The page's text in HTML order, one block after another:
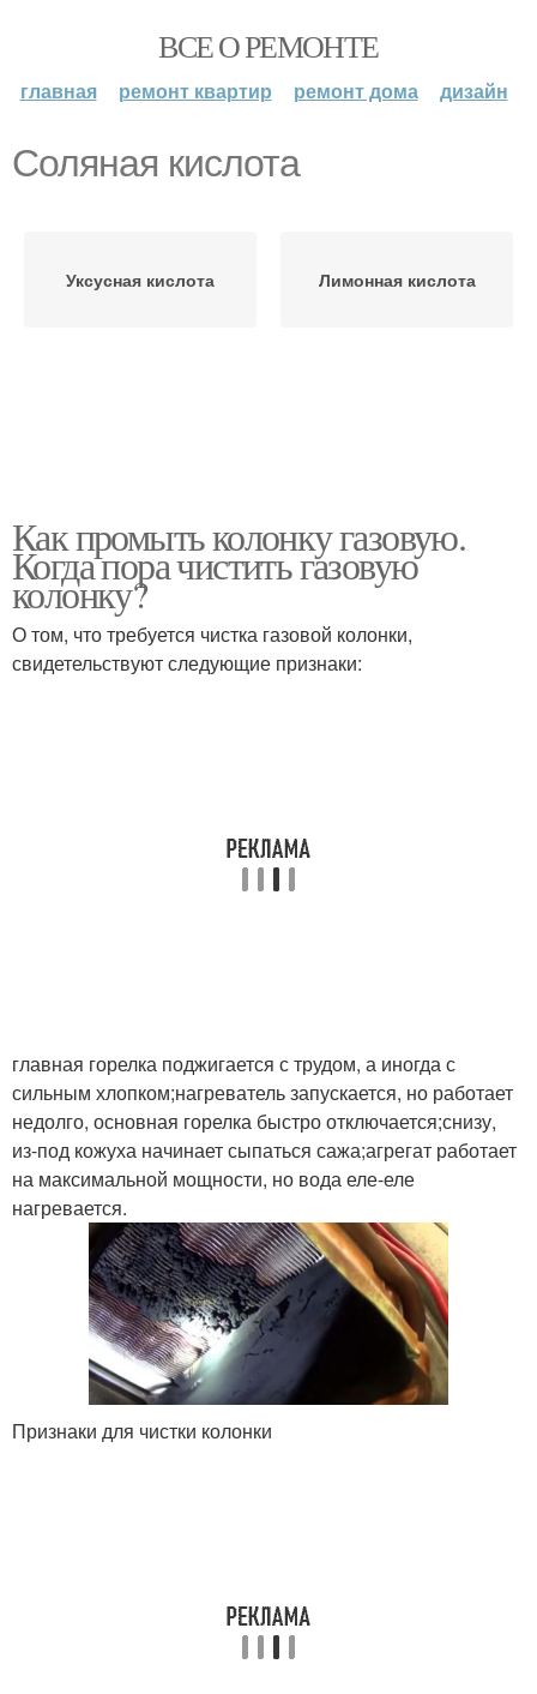
ВСЕ О РЕМОНТЕ
главная ремонт квартир ремонт дома дизайн
Соляная кислота
Уксусная кислота Лимонная кислота
Как промыть колонку газовую.
Когда пора чистить газовую
колонку?
О том, что требуется чистка газовой колонки,
свидетельствуют следующие признаки:
главная горелка поджигается с трудом, а иногда с
сильным хлопком;нагреватель запускается, но работает
недолго, основная горелка быстро отключается;снизу,
из-под кожуха начинает сыпаться сажа;агрегат работает
на максимальной мощности, но вода еле-еле
нагревается.
Признаки для чистки колонки